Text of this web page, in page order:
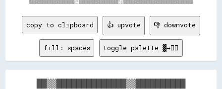
copy to clipboard 👍 upvote 👎 downvote
fill: spaces toggle palette ▓→✊🏽
██▒▒██████████████▒▒██████████